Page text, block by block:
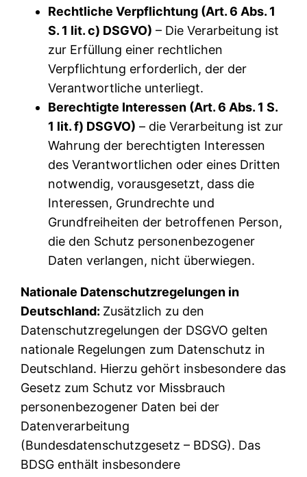
Rechtliche Verpflichtung (Art. 6 Abs. 1
S. 1 lit. c) DSGVO) – Die Verarbeitung ist
zur Erfüllung einer rechtlichen
Verpflichtung erforderlich, der der
Verantwortliche unterliegt.
Berechtigte Interessen (Art. 6 Abs. 1 S.
1 lit. f) DSGVO) – die Verarbeitung ist zur
Wahrung der berechtigten Interessen
des Verantwortlichen oder eines Dritten
notwendig, vorausgesetzt, dass die
Interessen, Grundrechte und
Grundfreiheiten der betroffenen Person,
die den Schutz personenbezogener
Daten verlangen, nicht überwiegen.
Nationale Datenschutzregelungen in
Deutschland: Zusätzlich zu den
Datenschutzregelungen der DSGVO gelten
nationale Regelungen zum Datenschutz in
Deutschland. Hierzu gehört insbesondere das
Gesetz zum Schutz vor Missbrauch
personenbezogener Daten bei der
Datenverarbeitung
(Bundesdatenschutzgesetz – BDSG). Das
BDSG enthält insbesondere